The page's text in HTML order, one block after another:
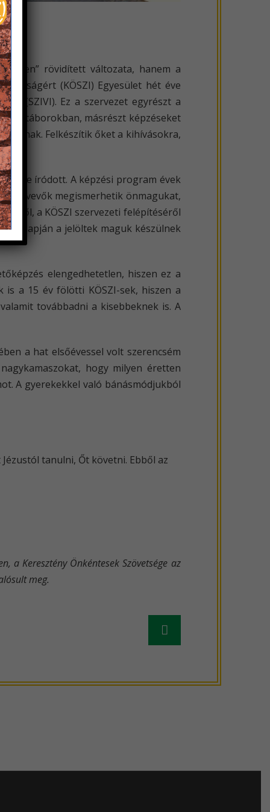
rövidített változata, hanem a
Ifjúságért (KÖSZI) Egyesület hét éve
(SZIVI). Ez a szervezet egyrészt a
a táborokban, másrészt képzéseket
Felkészítik őket a kihívásokra,
íródott. A képzési program évek
megismerhetik önmagukat,
a KÖSZI szervezeti felépítéséről
alapján a jelöltek maguk készülnek
elengedhetetlen, hiszen ez a
is a 15 év fölötti KÖSZI-sek, hiszen a
továbbadni a kisebbeknek is. A
a hat elsőévessel volt szerencsém
hogy milyen éretten
A gyerekekkel való bánásmódjukból
tanulni, Őt követni. Ebből az
a Keresztény Önkéntesek Szövetsége az
meg.
Régebbi
hír